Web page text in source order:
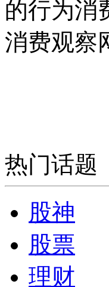
的行为消
消费观察
热门话题
股神
股票
理财